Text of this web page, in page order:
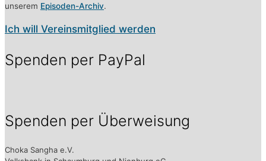
unserem Episoden-Archiv.
Ich will Vereinsmitglied werden
Spenden per PayPal
Spenden per Überweisung
Choka Sangha e.V.